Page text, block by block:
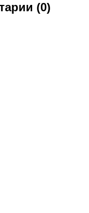
(0)